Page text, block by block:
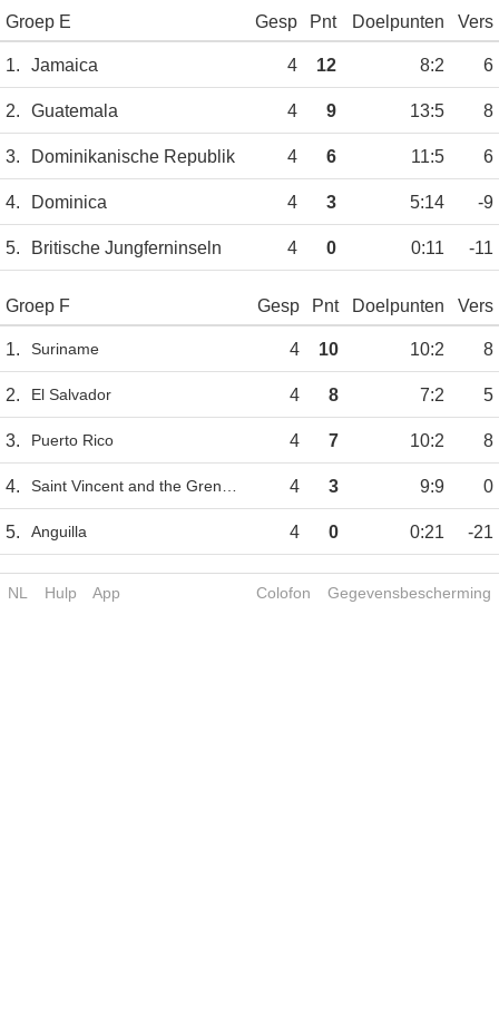
Groep E Gesp Pnt Doelpunten Vers
1. Jamaica 4 12 8:2 6
2. Guatemala 4 9 13:5 8
3. Dominikanische Republik 4 6 11:5 6
4. Dominica 4 3 5:14 -9
5. Britische Jungferninseln 4 0 0:11 -11
Groep F Gesp Pnt Doelpunten Vers
1. Suriname 4 10 10:2 8
2. El Salvador 4 8 7:2 5
3. Puerto Rico 4 7 10:2 8
4. Saint Vincent and the Grenadines 4 3 9:9 0
5. Anguilla 4 0 0:21 -21
NL Hulp App Colofon Gegevensbescherming